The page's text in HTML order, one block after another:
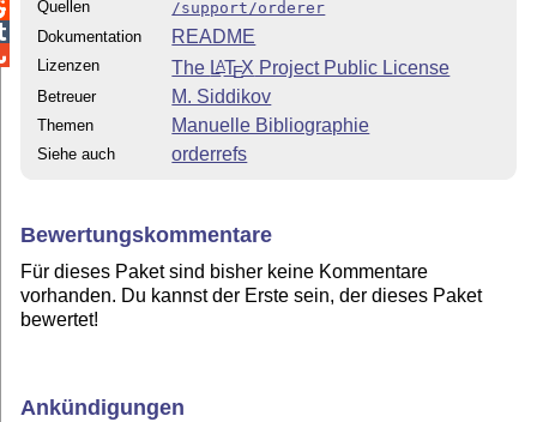
Quellen
/support/orderer
Dokumentation
README
Lizenzen The LATEX Project Public License
Betreuer M. Siddikov
Themen Manuelle Bibliographie
Siehe auch orderrefs
Bewertungskommentare
Für dieses Paket sind bisher keine Kommentare
vorhanden. Du kannst der Erste sein, der dieses Paket
bewertet!
Ankündigungen